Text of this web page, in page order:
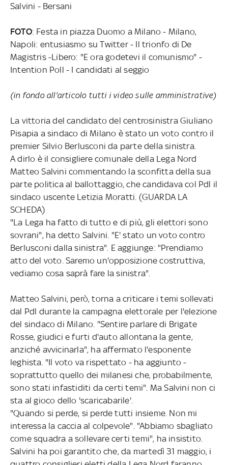
Salvini - Bersani
FOTO: Festa in piazza Duomo a Milano - Milano,
Napoli: entusiasmo su Twitter - Il trionfo di De
Magistris -Libero: "E ora godetevi il comunismo" -
Intention Poll - I candidati al seggio
(in fondo all'articolo tutti i video sulle amministrative)
La vittoria del candidato del centrosinistra Giuliano
Pisapia a sindaco di Milano è stato un voto contro il
premier Silvio Berlusconi da parte della sinistra.
A dirlo è il consigliere comunale della Lega Nord
Matteo Salvini commentando la sconfitta della sua
parte politica al ballottaggio, che candidava col Pdl il
sindaco uscente Letizia Moratti. (GUARDA LA
SCHEDA)
"La Lega ha fatto di tutto e di più, gli elettori sono
sovrani", ha detto Salvini. "E' stato un voto contro
Berlusconi dalla sinistra". E aggiunge: "Prendiamo
atto del voto. Saremo un'opposizione costruttiva,
vediamo cosa saprà fare la sinistra".
Matteo Salvini, però, torna a criticare i temi sollevati
dal Pdl durante la campagna elettorale per l'elezione
del sindaco di Milano. "Sentire parlare di Brigate
Rosse, giudici e furti d'auto allontana la gente,
anziché avvicinarla", ha affermato l'esponente
leghista. "Il voto va rispettato - ha aggiunto -
soprattutto quello dei milanesi che, probabilmente,
sono stati infastiditi da certi temi". Ma Salvini non ci
sta al gioco dello 'scaricabarile'.
"Quando si perde, si perde tutti insieme. Non mi
interessa la caccia al colpevole". "Abbiamo sbagliato
come squadra a sollevare certi temi", ha insistito.
Salvini ha poi garantito che, da martedì 31 maggio, i